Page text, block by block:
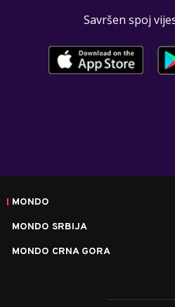
Savršen spoj
MONDO
MONDO SRBIJA
MONDO CRNA GORA